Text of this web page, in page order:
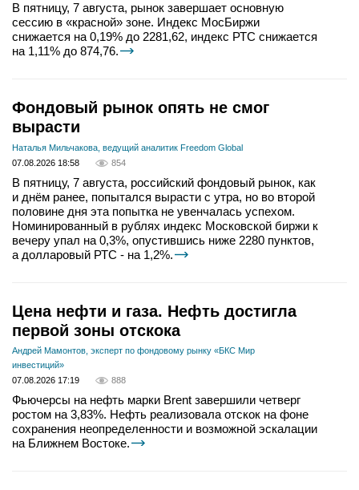
В пятницу, 7 августа, рынок завершает основную
сессию в «красной» зоне. Индекс МосБиржи
снижается на 0,19% до 2281,62, индекс РТС снижается
на 1,11% до 874,76.
Фондовый рынок опять не смог
вырасти
Наталья Мильчакова, ведущий аналитик Freedom Global
07.08.2026 18:58
854
В пятницу, 7 августа, российский фондовый рынок, как
и днём ранее, попытался вырасти с утра, но во второй
половине дня эта попытка не увенчалась успехом.
Номинированный в рублях индекс Московской биржи к
вечеру упал на 0,3%, опустившись ниже 2280 пунктов,
а долларовый РТС - на 1,2%.
Цена нефти и газа. Нефть достигла
первой зоны отскока
Андрей Мамонтов, эксперт по фондовому рынку «БКС Мир
инвестиций»
07.08.2026 17:19
888
Фьючерсы на нефть марки Brent завершили четверг
ростом на 3,83%. Нефть реализовала отскок на фоне
сохранения неопределенности и возможной эскалации
на Ближнем Востоке.